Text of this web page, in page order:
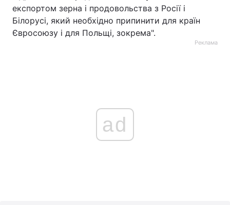
експортом зерна і продовольства з Росії і
Білорусі, який необхідно припинити для країн
Євросоюзу і для Польщі, зокрема".
Реклама
ad